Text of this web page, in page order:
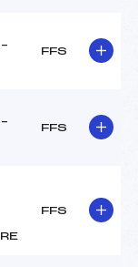
FFS
FFS
FFS